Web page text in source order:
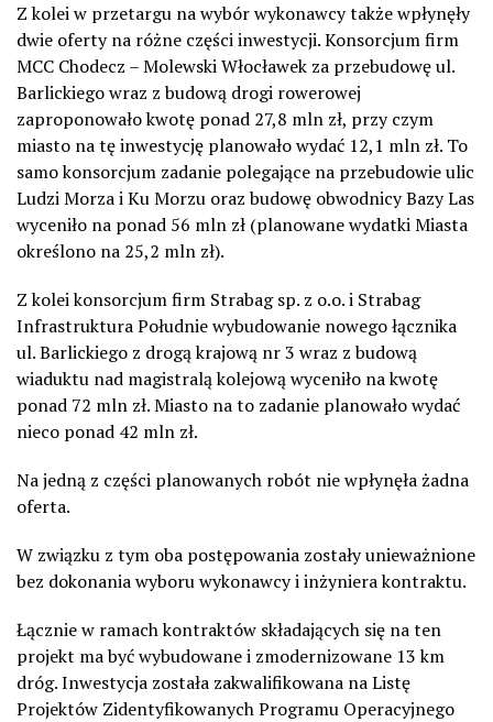
Z kolei w przetargu na wybór wykonawcy także wpłynęły
dwie oferty na różne części inwestycji. Konsorcjum firm
MCC Chodecz – Molewski Włocławek za przebudowę ul.
Barlickiego wraz z budową drogi rowerowej
zaproponowało kwotę ponad 27,8 mln zł, przy czym
miasto na tę inwestycję planowało wydać 12,1 mln zł. To
samo konsorcjum zadanie polegające na przebudowie ulic
Ludzi Morza i Ku Morzu oraz budowę obwodnicy Bazy Las
wyceniło na ponad 56 mln zł (planowane wydatki Miasta
określono na 25,2 mln zł).
Z kolei konsorcjum firm Strabag sp. z o.o. i Strabag
Infrastruktura Południe wybudowanie nowego łącznika
ul. Barlickiego z drogą krajową nr 3 wraz z budową
wiaduktu nad magistralą kolejową wyceniło na kwotę
ponad 72 mln zł. Miasto na to zadanie planowało wydać
nieco ponad 42 mln zł.
Na jedną z części planowanych robót nie wpłynęła żadna
oferta.
W związku z tym oba postępowania zostały unieważnione
bez dokonania wyboru wykonawcy i inżyniera kontraktu.
Łącznie w ramach kontraktów składających się na ten
projekt ma być wybudowane i zmodernizowane 13 km
dróg. Inwestycja została zakwalifikowana na Listę
Projektów Zidentyfikowanych Programu Operacyjnego